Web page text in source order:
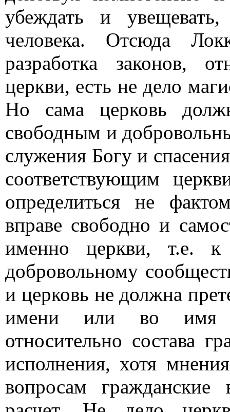
убеждать и
человека. Отсюда
разработка законов,
церкви, есть не дело
Но сама церковь
свободным и
служения Богу и
соответствующим
определиться не
вправе свободно и
именно церкви, т.е. к
добровольному
и церковь не должна
имени или во имя
относительно состава
исполнения, хотя
вопросам